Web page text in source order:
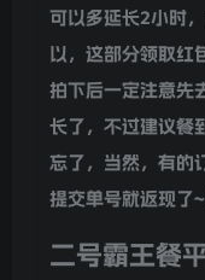
可以多延长2小时
以，这部分领取红
拍下后一定注意先
长了，不过建议餐
忘了，当然，有的
提交单号就返现了
二号霸王餐